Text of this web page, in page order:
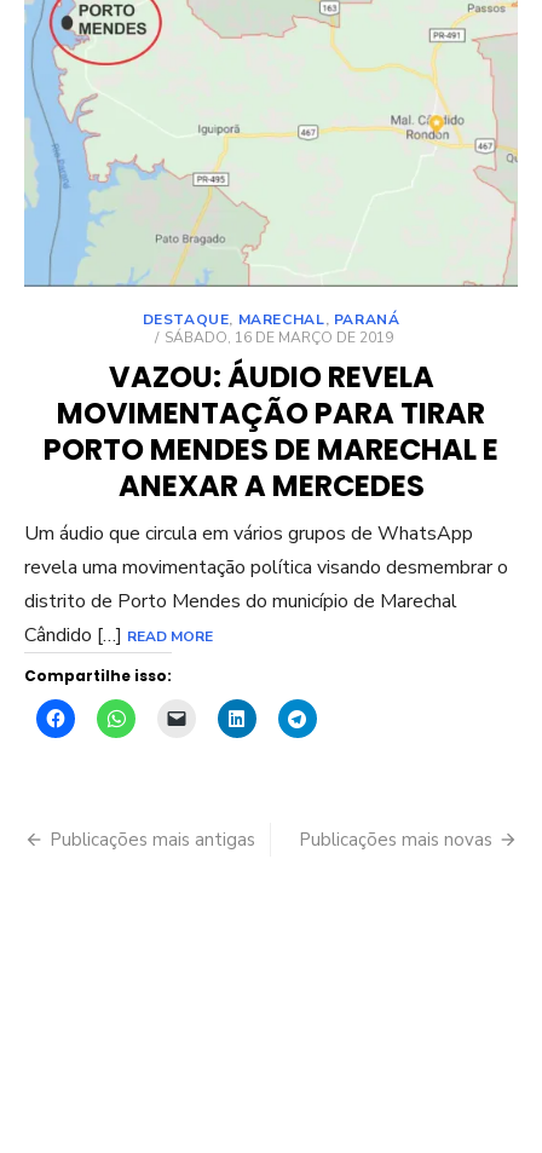
DESTAQUE, MARECHAL, PARANÁ
POSTED
SÁBADO, 16 DE MARÇO DE 2019
VAZOU: ÁUDIO REVELA
MOVIMENTAÇÃO PARA TIRAR
PORTO MENDES DE MARECHAL E
ANEXAR A MERCEDES
Um áudio que circula em vários grupos de WhatsApp
revela uma movimentação política visando desmembrar o
distrito de Porto Mendes do município de Marechal
Cândido […] READ MORE
Compartilhe isso:
Navegação
Publicações mais antigas Publicações mais novas